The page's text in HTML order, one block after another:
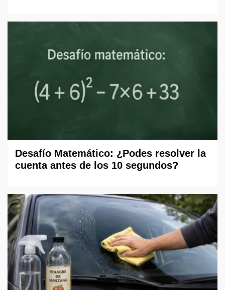
Desafío Matemático: ¿Podes resolver la
cuenta antes de los 10 segundos?